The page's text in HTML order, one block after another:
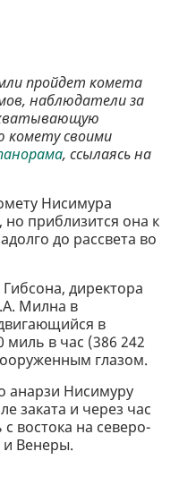
пройдет комета
наблюдатели за
комету своими
, ссылаясь на
Нисимура
но приблизится она к
до рассвета во
директора
Милна в
в
миль в час (386 242
глазом.
анарзи Нисимуру
заката и через час
востока на северо-
и Венеры.